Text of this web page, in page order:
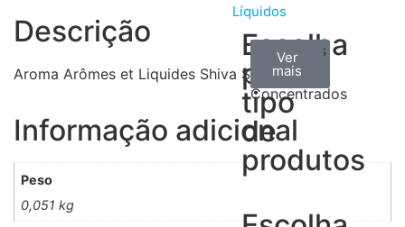
Líquidos
Escolha
por
tipo
de
produtos
Aromas
Concentrados
Ver
todos
Bases
Ver
mais
Accesorios
Ver
mais
Descrição
Aroma Arômes et Liquides Shiva Sweet 30ML
Informação adicional
Peso
0,051 kg